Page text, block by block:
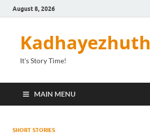
August 8, 2026
Kadhayezhuth
It's Story Time!
MAIN MENU
SHORT STORIES